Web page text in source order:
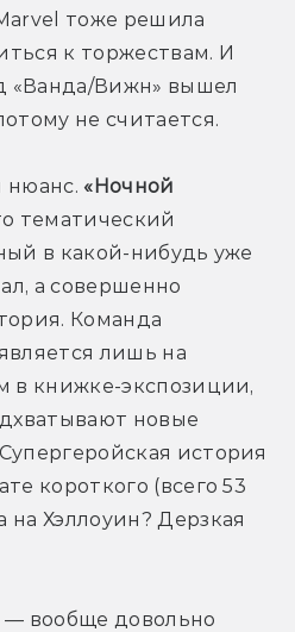
тоже решила
к торжествам. И
«Ванда/Вижн» вышел
не считается.
нюанс. «Ночной
тематический
в какой-нибудь уже
а совершенно
Команда
лишь на
в книжке-экспозиции,
новые
история
короткого (всего 53
Хэллоуин? Дерзкая
— вообще довольно